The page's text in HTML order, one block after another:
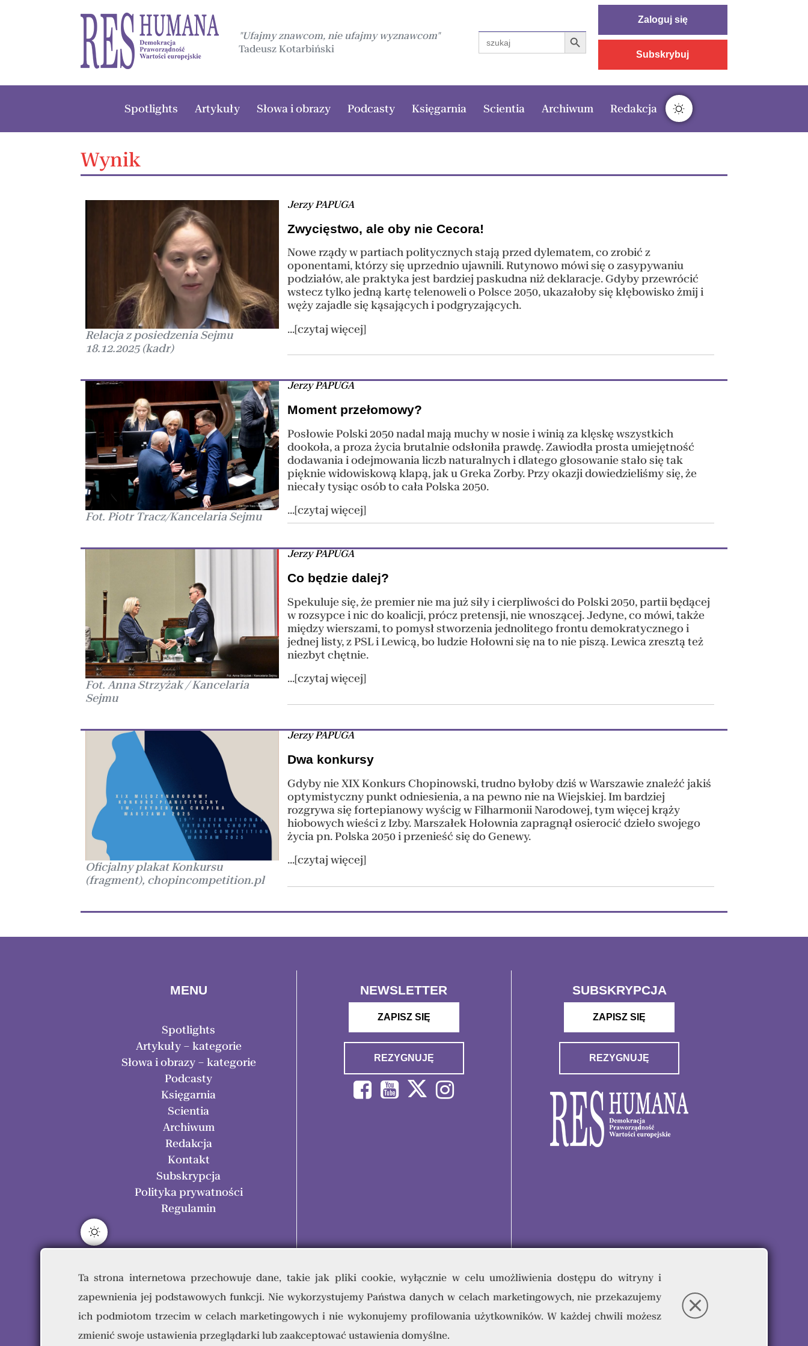
"Ufajmy znawcom, nie ufajmy wyznawcom"
Tadeusz Kotarbiński
Search
for:
Search Button
Zaloguj się
Subskrybuj
Spotlights Artykuły Słowa i obrazy Podcasty Księgarnia Scientia Archiwum Redakcja
Wynik
Relacja z posiedzenia Sejmu
18.12.2025 (kadr)
Jerzy PAPUGA
Zwycięstwo, ale oby nie Cecora!
Nowe rządy w partiach politycznych stają przed dylematem, co zrobić z
oponentami, którzy się uprzednio ujawnili. Rutynowo mówi się o zasypywaniu
podziałów, ale praktyka jest bardziej paskudna niż deklaracje. Gdyby przewrócić
wstecz tylko jedną kartę telenoweli o Polsce 2050, ukazałoby się kłębowisko żmij i
węży zajadle się kąsających i podgryzających.
...[czytaj więcej]
Fot. Piotr Tracz/Kancelaria Sejmu
Jerzy PAPUGA
Moment przełomowy?
Posłowie Polski 2050 nadal mają muchy w nosie i winią za klęskę wszystkich
dookoła, a proza życia brutalnie odsłoniła prawdę. Zawiodła prosta umiejętność
dodawania i odejmowania liczb naturalnych i dlatego głosowanie stało się tak
pięknie widowiskową klapą, jak u Greka Zorby. Przy okazji dowiedzieliśmy się, że
niecały tysiąc osób to cała Polska 2050.
...[czytaj więcej]
Fot. Anna Strzyżak / Kancelaria
Sejmu
Jerzy PAPUGA
Co będzie dalej?
Spekuluje się, że premier nie ma już siły i cierpliwości do Polski 2050, partii będącej
w rozsypce i nic do koalicji, prócz pretensji, nie wnoszącej. Jedyne, co mówi, także
między wierszami, to pomysł stworzenia jednolitego frontu demokratycznego i
jednej listy, z PSL i Lewicą, bo ludzie Hołowni się na to nie piszą. Lewica zresztą też
niezbyt chętnie.
...[czytaj więcej]
Oficjalny plakat Konkursu
(fragment), chopincompetition.pl
Jerzy PAPUGA
Dwa konkursy
Gdyby nie XIX Konkurs Chopinowski, trudno byłoby dziś w Warszawie znaleźć jakiś
optymistyczny punkt odniesienia, a na pewno nie na Wiejskiej. Im bardziej
rozgrywa się fortepianowy wyścig w Filharmonii Narodowej, tym więcej krąży
hiobowych wieści z Izby. Marszałek Hołownia zapragnął osierocić dzieło swojego
życia pn. Polska 2050 i przenieść się do Genewy.
...[czytaj więcej]
MENU
Spotlights
Artykuły – kategorie
Słowa i obrazy – kategorie
Podcasty
Księgarnia
Scientia
Archiwum
Redakcja
Kontakt
Subskrypcja
Polityka prywatności
Regulamin
NEWSLETTER
ZAPISZ SIĘ
REZYGNUJĘ
SUBSKRYPCJA
ZAPISZ SIĘ
REZYGNUJĘ
Ta strona internetowa przechowuje dane, takie jak pliki cookie, wyłącznie w celu umożliwienia dostępu do witryny i
zapewnienia jej podstawowych funkcji. Nie wykorzystujemy Państwa danych w celach marketingowych, nie przekazujemy
ich podmiotom trzecim w celach marketingowych i nie wykonujemy profilowania użytkowników. W każdej chwili możesz
zmienić swoje ustawienia przeglądarki lub zaakceptować ustawienia domyślne.